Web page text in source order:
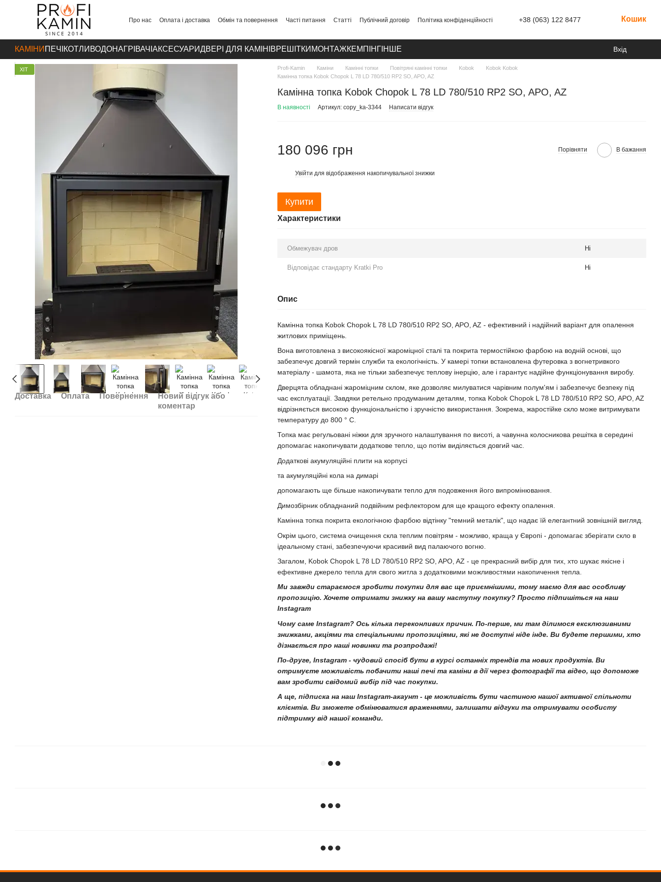
Перейти до основного контенту
Про нас Оплата і доставка Обмін та повернення Часті питання Статті Публічний договір
Політика конфіденційності
+38 (063) 122 8477 Кошик
КАМІНИ ПЕЧІ КОТЛИ ВОДОНАГРІВАЧІ АКСЕСУАРИДВЕРІ ДЛЯ КАМІНІВРЕШІТКИ МОНТАЖКЕМПІНГ ІНШЕ Вхід
ХІТ
Доставка Оплата Повернення
Новий відгук або
коментар
Profi-Kamin Каміни Камінні топки Повітряні камінні топки Kobok
Kobok Kobok
Камінна топка Kobok Chopok L 78 LD 780/510 RP2 SO, APO, AZ
Камінна топка Kobok Chopok L 78 LD 780/510 RP2 SO, APO, AZ
В наявності Артикул: copy_ka-3344 Написати відгук
180 096 грн Порівняти В бажання
Увійти для відображення накопичувальної знижки
Купити
Характеристики
Обмежувач дров Ні
Відповідає стандарту Kratki Pro Ні
Опис
Камінна топка Kobok Chopok L 78 LD 780/510 RP2 SO, APO, AZ - ефективний і надійний варіант для опалення
житлових приміщень.
Вона виготовлена з високоякісної жароміцної сталі та покрита термостійкою фарбою на водній основі, що
забезпечує довгий термін служби та екологічність. У камері топки встановлена футеровка з вогнетривкого
матеріалу - шамота, яка не тільки забезпечує теплову інерцію, але і гарантує надійне функціонування виробу.
Дверцята обладнані жароміцним склом, яке дозволяє милуватися чарівним полум'ям і забезпечує безпеку під
час експлуатації. Завдяки ретельно продуманим деталям, топка Kobok Chopok L 78 LD 780/510 RP2 SO, APO, AZ
відрізняється високою функціональністю і зручністю використання. Зокрема, жаростійке скло може витримувати
температуру до 800 ° C.
Топка має регульовані ніжки для зручного налаштування по висоті, а чавунна колосникова решітка в середині
допомагає накопичувати додаткове тепло, що потім виділяється довгий час.
Додаткові акумуляційні плити на корпусі
та акумуляційні кола на димарі
допомагають ще більше накопичувати тепло для подовження його випромінювання.
Димозбірник обладнаний подвійним рефлектором для ще кращого ефекту опалення.
Камінна топка покрита екологічною фарбою відтінку "темний металік", що надає їй елегантний зовнішній вигляд.
Окрім цього, система очищення скла теплим повітрям - можливо, краща у Європі - допомагає зберігати скло в
ідеальному стані, забезпечуючи красивий вид палаючого вогню.
Загалом, Kobok Chopok L 78 LD 780/510 RP2 SO, APO, AZ - це прекрасний вибір для тих, хто шукає якісне і
ефективне джерело тепла для свого житла з додатковими можливостями накопичення тепла.
Ми завжди стараємося зробити покупки для вас ще приємнішими, тому маємо для вас особливу
пропозицію. Хочете отримати знижку на вашу наступну покупку? Просто підпишіться на наш
Instagram
Чому саме Instagram? Ось кілька переконливих причин. По-перше, ми там ділимося ексклюзивними
знижками, акціями та спеціальними пропозиціями, які не доступні ніде інде. Ви будете першими, хто
дізнається про наші новинки та розпродажі!
По-друге, Instagram - чудовий спосіб бути в курсі останніх трендів та нових продуктів. Ви
отримуєте можливість побачити наші печі та каміни в дії через фотографії та відео, що допоможе
вам зробити свідомий вибір під час покупки.
А ще, підписка на наш Instagram-акаунт - це можливість бути частиною нашої активної спільноти
клієнтів. Ви зможете обмінюватися враженнями, залишати відгуки та отримувати особисту
підтримку від нашої команди.